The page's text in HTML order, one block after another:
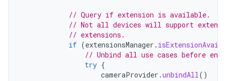
// Query if extension is available.
// Not all devices will support
// extensions.
if (extensionsManager .
// Unbind all use cases before
try {
cameraProvider .unbindAll ()